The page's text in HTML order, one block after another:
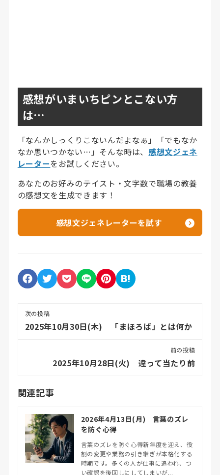
感想がいまいちピンとこない方
は…
「なんかしっくりこないんだよなぁ」「でもなか
なか思いつかない…」そんな時は、感想文ジェネ
レーターをお試しください。
あなたのお好みのテイスト・文字数で職場の教養
の感想文を生成できます！
感想文ジェネレーターを試す
次の投稿
2025年10月30日(木) 「まほろば」とは何か
前の投稿
2025年10月28日(火) 違って当たり前
関連記事
2026年4月13日(月) 言葉のズレ
を防ぐ心得
言葉のズレを防ぐ心得新年度を迎え、役
割の変更や業務の引き継ぎが本格化する
時期です。多くの人が仕事に追われ、つ
い確認を後回しにしてしまいが...